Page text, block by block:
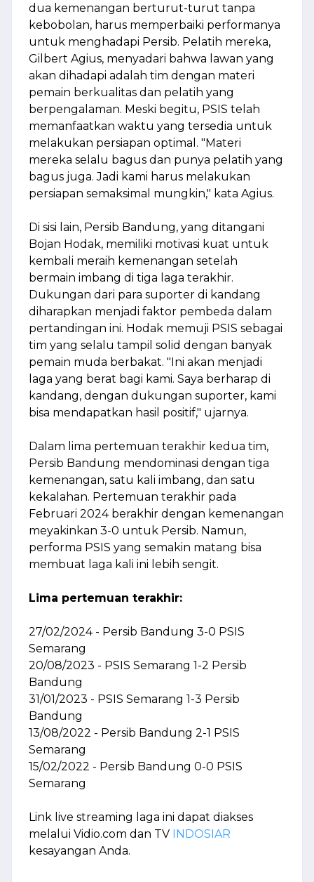
dua kemenangan berturut-turut tanpa
kebobolan, harus memperbaiki performanya
untuk menghadapi Persib. Pelatih mereka,
Gilbert Agius, menyadari bahwa lawan yang
akan dihadapi adalah tim dengan materi
pemain berkualitas dan pelatih yang
berpengalaman. Meski begitu, PSIS telah
memanfaatkan waktu yang tersedia untuk
melakukan persiapan optimal. "Materi
mereka selalu bagus dan punya pelatih yang
bagus juga. Jadi kami harus melakukan
persiapan semaksimal mungkin," kata Agius.
Di sisi lain, Persib Bandung, yang ditangani
Bojan Hodak, memiliki motivasi kuat untuk
kembali meraih kemenangan setelah
bermain imbang di tiga laga terakhir.
Dukungan dari para suporter di kandang
diharapkan menjadi faktor pembeda dalam
pertandingan ini. Hodak memuji PSIS sebagai
tim yang selalu tampil solid dengan banyak
pemain muda berbakat. "Ini akan menjadi
laga yang berat bagi kami. Saya berharap di
kandang, dengan dukungan suporter, kami
bisa mendapatkan hasil positif," ujarnya.
Dalam lima pertemuan terakhir kedua tim,
Persib Bandung mendominasi dengan tiga
kemenangan, satu kali imbang, dan satu
kekalahan. Pertemuan terakhir pada
Februari 2024 berakhir dengan kemenangan
meyakinkan 3-0 untuk Persib. Namun,
performa PSIS yang semakin matang bisa
membuat laga kali ini lebih sengit.
Lima pertemuan terakhir:
27/02/2024 - Persib Bandung 3-0 PSIS
Semarang
20/08/2023 - PSIS Semarang 1-2 Persib
Bandung
31/01/2023 - PSIS Semarang 1-3 Persib
Bandung
13/08/2022 - Persib Bandung 2-1 PSIS
Semarang
15/02/2022 - Persib Bandung 0-0 PSIS
Semarang
Link live streaming laga ini dapat diakses
melalui Vidio.com dan TV INDOSIAR
kesayangan Anda.